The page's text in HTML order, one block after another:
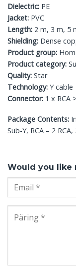
Dielectric: PE
Jacket: PVC
Length: 2 m, 3 m, 5
Shielding: Dense
Product group:
Product category:
Quality: Star
Technology: Y cable
Connector: 1 x RCA
Package Contents:
Sub-Y, RCA – 2 RCA,
Would you like